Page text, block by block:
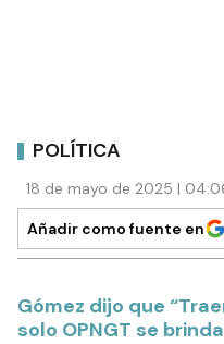
POLÍTICA
18 de mayo de 2025 |
Añadir como fuente en
Gómez dijo que
solo OPNGT se